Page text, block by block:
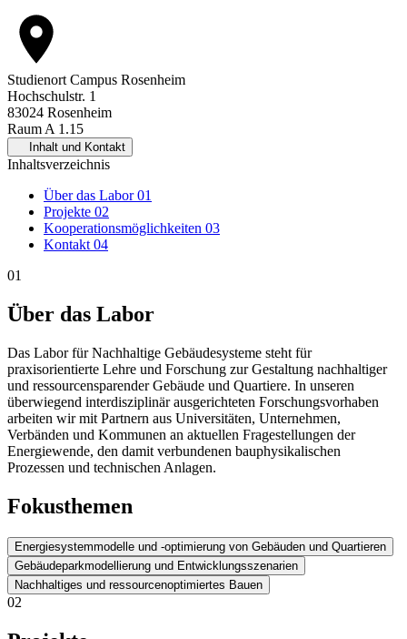
StudienortCampus Rosenheim
Hochschulstr. 1
83024 Rosenheim
Raum A 1.15
Inhalt und Kontakt
Inhaltsverzeichnis
Über das Labor01
Projekte 02
Kooperationsmöglichkeiten 03
Kontakt04
01
Über das Labor
Das Labor für Nachhaltige Gebäudesysteme steht für
praxisorientierte Lehre und Forschung zur Gestaltung nachhaltiger
und ressourcensparender Gebäude und Quartiere. In unseren
überwiegend interdisziplinär ausgerichteten Forschungsvorhaben
arbeiten wir mit Partnern aus Universitäten, Unternehmen,
Verbänden und Kommunen an aktuellen Fragestellungen der
Energiewende, den damit verbundenen bauphysikalischen
Prozessen und technischen Anlagen.
Fokusthemen
Energiesystemmodelle und -optimierung von Gebäuden und Quartieren
Gebäudeparkmodellierung und Entwicklungsszenarien
Nachhaltiges und ressourcenoptimiertes Bauen
02